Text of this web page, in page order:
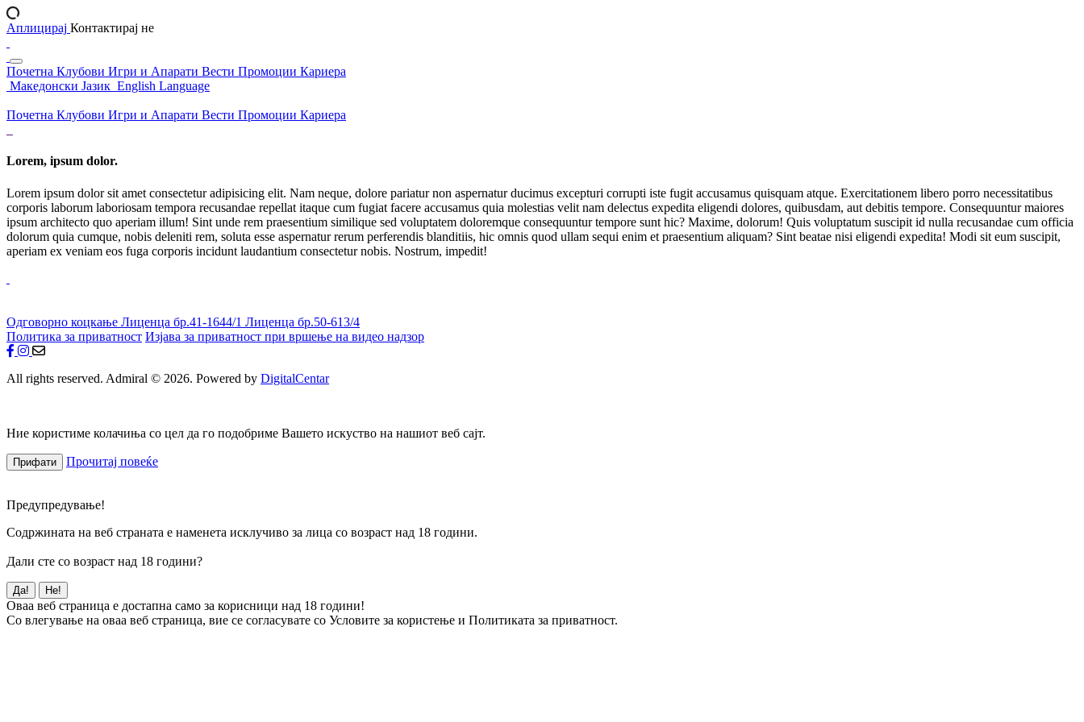
Аплицирај Контактирај не
Почетна Клубови Игри и Апарати Вести Промоции Кариера
Македонски Јазик English Language
Почетна Клубови Игри и Апарати Вести Промоции Кариера
Lorem, ipsum dolor.
Lorem ipsum dolor sit amet consectetur adipisicing elit. Nam neque, dolore pariatur non aspernatur ducimus excepturi corrupti iste fugit accusamus quisquam atque. Exercitationem libero porro necessitatibus
corporis laborum laboriosam tempora recusandae repellat itaque cum fugiat facere accusamus quia molestias velit nam delectus expedita eligendi dolores, quibusdam, aut debitis tempore. Consequuntur maiores
ipsum architecto quo aperiam illum! Sint unde rem praesentium similique sed voluptatem doloremque consequuntur tempore sunt hic? Maxime, dolorum! Quis voluptatum suscipit id nulla recusandae cum officia
dolorum quia cumque, nobis deleniti rem, soluta esse aspernatur rerum perferendis blanditiis, hic omnis quod ullam sequi enim et praesentium aliquam? Sint beatae nisi eligendi expedita! Modi sit eum suscipit,
aperiam ex veniam eos fuga corporis incidunt laudantium consectetur nobis. Nostrum, impedit!
Одговорно коцкање Лиценца бр.41-1644/1 Лиценца бр.50-613/4
Политика за приватност Изјава за приватност при вршење на видео надзор
All rights reserved. Admiral © 2026. Powered by DigitalCentar
Ние користиме колачиња со цел да го подобриме Вашето искуство на нашиот веб сајт.
Прифати Прочитај повеќе
Предупредување!
Содржината на веб страната е наменета исклучиво за лица со возраст над 18 години.
Дали сте со возраст над 18 години?
Да! Не!
Оваа веб страница е достапна само за корисници над 18 години!
Со влегување на оваа веб страница, вие се согласувате со Условите за користење и Политиката за приватност.